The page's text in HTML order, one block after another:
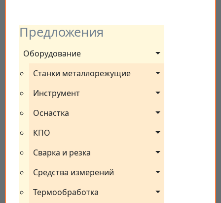
Предложения
Оборудование
Станки металлорежущие
Инструмент
Оснастка
КПО
Сварка и резка
Средства измерений
Термообработка